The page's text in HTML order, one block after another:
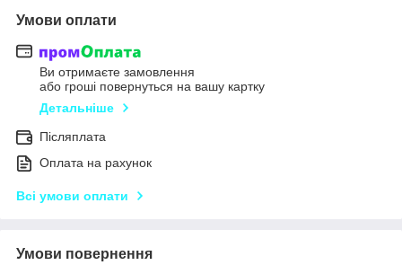
Умови оплати
Ви отримаєте замовлення
або гроші повернуться на вашу картку
Детальніше
Післяплата
Оплата на рахунок
Всі умови оплати
Умови повернення